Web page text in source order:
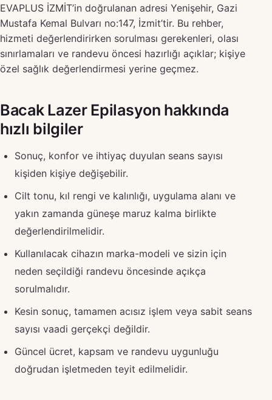
EVAPLUS İZMİT’in doğrulanan adresi Yenişehir, Gazi
Mustafa Kemal Bulvarı no:147, İzmit’tir. Bu rehber,
hizmeti değerlendirirken sorulması gerekenleri, olası
sınırlamaları ve randevu öncesi hazırlığı açıklar; kişiye
özel sağlık değerlendirmesi yerine geçmez.
Bacak Lazer Epilasyon hakkında
hızlı bilgiler
Sonuç, konfor ve ihtiyaç duyulan seans sayısı
kişiden kişiye değişebilir.
Cilt tonu, kıl rengi ve kalınlığı, uygulama alanı ve
yakın zamanda güneşe maruz kalma birlikte
değerlendirilmelidir.
Kullanılacak cihazın marka-modeli ve sizin için
neden seçildiği randevu öncesinde açıkça
sorulmalıdır.
Kesin sonuç, tamamen acısız işlem veya sabit seans
sayısı vaadi gerçekçi değildir.
Güncel ücret, kapsam ve randevu uygunluğu
doğrudan işletmeden teyit edilmelidir.